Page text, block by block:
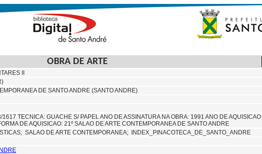
OBRA DE ARTE
II
DE SANTO ANDRE (SANTO ANDRE)
1617 TECNICA: GUACHE S/ PAPEL ANO DE ASSINATURA NA OBRA: 1991 ANO DE
DE AQUISICAO: 21º SALAO DE ARTE CONTEMPORANEA DE SANTO ANDRE
SALAO DE ARTE CONTEMPORANEA; INDEX_PINACOTECA_DE_SANTO_ANDRE